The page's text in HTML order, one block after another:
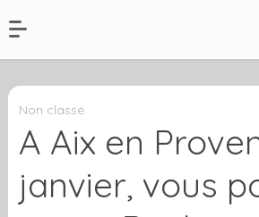
Non classé
A Aix en
janvier, vous